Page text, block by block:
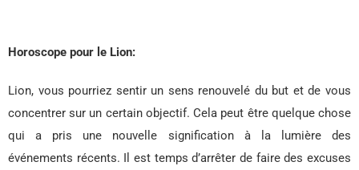
Horoscope pour le Lion:
Lion, vous pourriez sentir un sens renouvelé du but et de vous
concentrer sur un certain objectif. Cela peut être quelque chose
qui a pris une nouvelle signification à la lumière des
événements récents. Il est temps d’arrêter de faire des excuses